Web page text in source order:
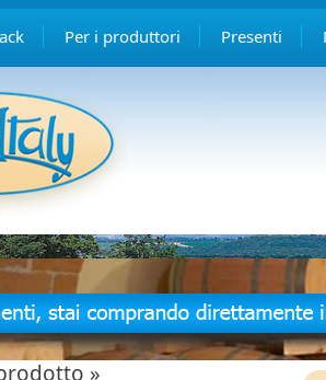
Per i produttori Presenti
»